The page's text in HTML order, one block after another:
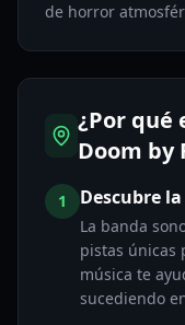
de horror
¿Por qué
Doom by
1 Descubre
La banda
pistas únicas
música te
sucediendo